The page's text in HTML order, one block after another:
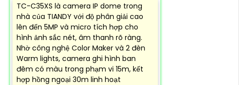
TC-C35XS là camera IP dome trong
nhà của TIANDY với độ phân giải cao
lên đến 5MP và micro tích hợp cho
hình ảnh sắc nét, âm thanh rõ ràng.
Nhờ công nghệ Color Maker và 2 đèn
Warm lights, camera ghi hình ban
đêm có màu trong phạm vi 15m, kết
hợp hồng ngoại 30m linh hoạt